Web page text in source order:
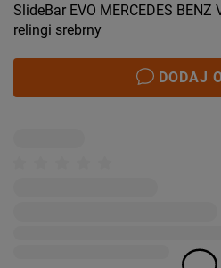
SlideBar EVO MERCEDES
relingi srebrny
DODAJ